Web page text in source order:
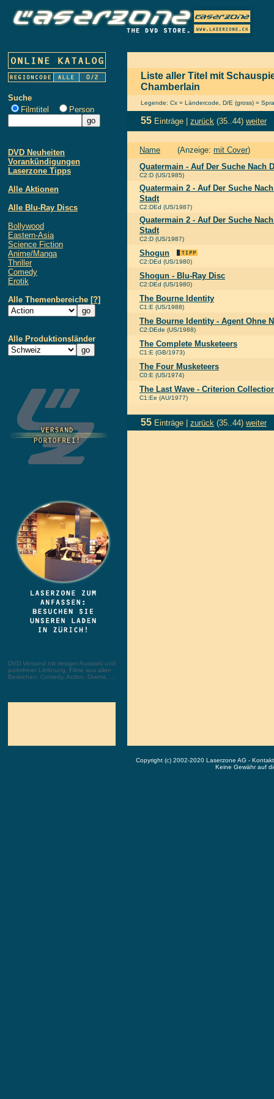
Suche
Filmtitel
Person
DVD Neuheiten
Vorankündigungen
Laserzone Tipps
Alle Aktionen
Alle Blu-Ray Discs
Bollywood
Eastern-Asia
Science Fiction
Anime/Manga
Thriller
Comedy
Erotik
Alle Themenbereiche [?]
Alle Produktionsländer
DVD Versand mit riesiger Auswahl und
portofreier Lieferung. Filme aus allen
Bereichen: Comedy, Action, Drama, ...
Liste aller Titel mit
Chamberlain
Legende: Cx = Ländercode, D/E (gross) =
55 Einträge | zurück (35..44) weiter
Name (Anzeige: mit Cover)
Quatermain - Auf Der Suche Nach
C2:D (US/1985)
Quatermain 2 - Auf Der Suche
Stadt
C2:DEd (US/1987)
Quatermain 2 - Auf Der Suche
Stadt
C2:D (US/1987)
Shogun
C2:DEd (US/1980)
Shogun - Blu-Ray Disc
C2:DEd (US/1980)
The Bourne Identity
C1:E (US/1988)
The Bourne Identity - Agent Ohne
C2:DEde (US/1988)
The Complete Musketeers
C1:E (GB/1973)
The Four Musketeers
C0:E (US/1974)
The Last Wave - Criterion
C1:Ee (AU/1977)
55 Einträge | zurück (35..44) weiter
Copyright (c) 2002-2020 Laserzone AG -
Keine Gewähr auf